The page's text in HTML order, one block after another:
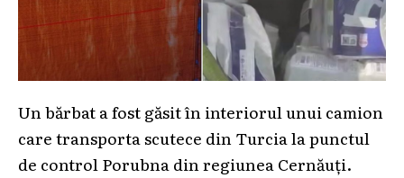
Un bărbat a fost găsit în interiorul unui camion
care transporta scutece din Turcia la punctul
de control Porubna din regiunea Cernăuți.